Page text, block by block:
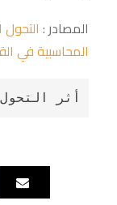
المصادر :
المحاسبية في
أثر